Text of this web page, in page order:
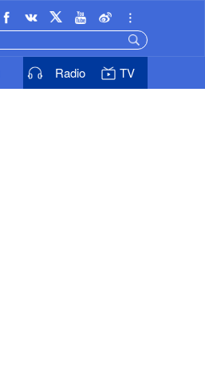
Radio TV